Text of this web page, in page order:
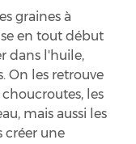
graines à
en tout début
dans l'huile,
On les retrouve
les
mais aussi les
créer une